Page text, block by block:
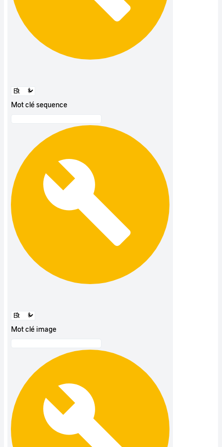
Mot clé sequence
Mot clé image